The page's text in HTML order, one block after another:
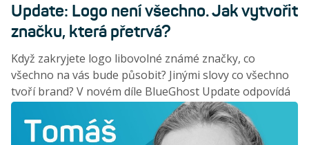
Update: Logo není všechno. Jak vytvořit
značku, která přetrvá?
Když zakryjete logo libovolné známé značky, co
všechno na vás bude působit? Jinými slovy co všechno
tvoří brand? V novém díle BlueGhost Update odpovídá
brandová a marketingová manažerka Margarita Fries.